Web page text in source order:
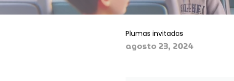
Plumas invitadas
agosto 23, 2024